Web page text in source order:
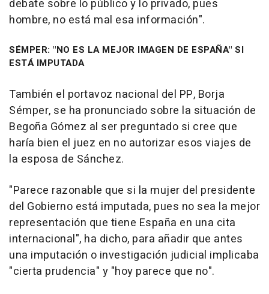
debate sobre lo público y lo privado, pues
hombre, no está mal esa información".
SÉMPER: "NO ES LA MEJOR IMAGEN DE ESPAÑA" SI
ESTÁ IMPUTADA
También el portavoz nacional del PP, Borja
Sémper, se ha pronunciado sobre la situación de
Begoña Gómez al ser preguntado si cree que
haría bien el juez en no autorizar esos viajes de
la esposa de Sánchez.
"Parece razonable que si la mujer del presidente
del Gobierno está imputada, pues no sea la mejor
representación que tiene España en una cita
internacional", ha dicho, para añadir que antes
una imputación o investigación judicial implicaba
"cierta prudencia" y "hoy parece que no".